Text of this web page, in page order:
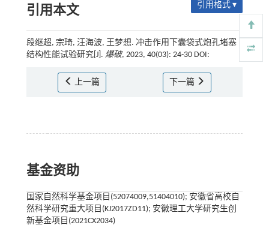
引用本文 引用格式 ▾
段继超, 宗琦, 汪海波, 王梦想. 冲击作用下囊袋式炮孔堵塞
结构性能试验研究[J]. 爆破, 2023, 40(03): 24-30 DOI:
上一篇 下一篇
基金资助
国家自然科学基金项目(52074009,51404010); 安徽省高校自
然科学研究重大项目(KJ2017ZD11); 安徽理工大学研究生创
新基金项目(2021CX2034)